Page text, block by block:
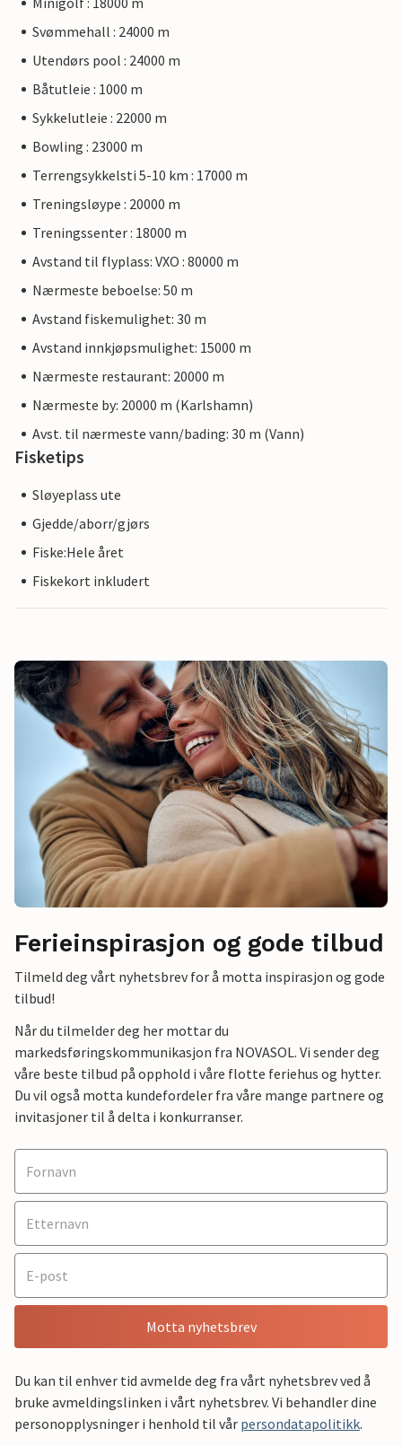
Svømmehall : 24000 m
Utendørs pool : 24000 m
Båtutleie : 1000 m
Sykkelutleie : 22000 m
Bowling : 23000 m
Terrengsykkelsti 5-10 km : 17000 m
Treningsløype : 20000 m
Treningssenter : 18000 m
Avstand til flyplass: VXO : 80000 m
Nærmeste beboelse: 50 m
Avstand fiskemulighet: 30 m
Avstand innkjøpsmulighet: 15000 m
Nærmeste restaurant: 20000 m
Nærmeste by: 20000 m (Karlshamn)
Avst. til nærmeste vann/bading: 30 m (Vann)
Fisketips
Sløyeplass ute
Gjedde/aborr/gjørs
Fiske:Hele året
Fiskekort inkludert
Ferieinspirasjon og gode tilbud
Tilmeld deg vårt nyhetsbrev for å motta inspirasjon og gode
tilbud!
Når du tilmelder deg her mottar du
markedsføringskommunikasjon fra NOVASOL. Vi sender deg
våre beste tilbud på opphold i våre flotte feriehus og hytter.
Du vil også motta kundefordeler fra våre mange partnere og
invitasjoner til å delta i konkurranser.
Motta nyhetsbrev
Du kan til enhver tid avmelde deg fra vårt nyhetsbrev ved å
bruke avmeldingslinken i vårt nyhetsbrev. Vi behandler dine
personopplysninger i henhold til vår persondatapolitikk.